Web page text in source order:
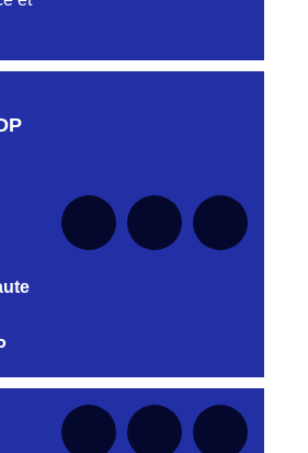
pour cette série pour
le moment
pour cette série pour
le moment